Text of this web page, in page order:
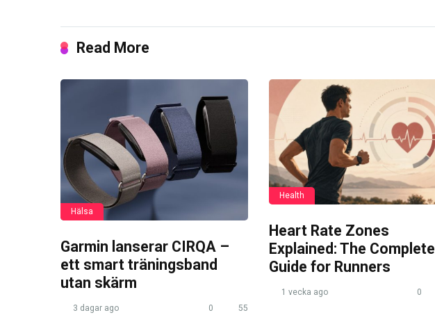
Read More
Hälsa
Garmin lanserar CIRQA –
ett smart träningsband
utan skärm
3 dagar ago 0 55
Health
Heart Rate Zones
Explained: The Complete
Guide for Runners
1 vecka ago 0